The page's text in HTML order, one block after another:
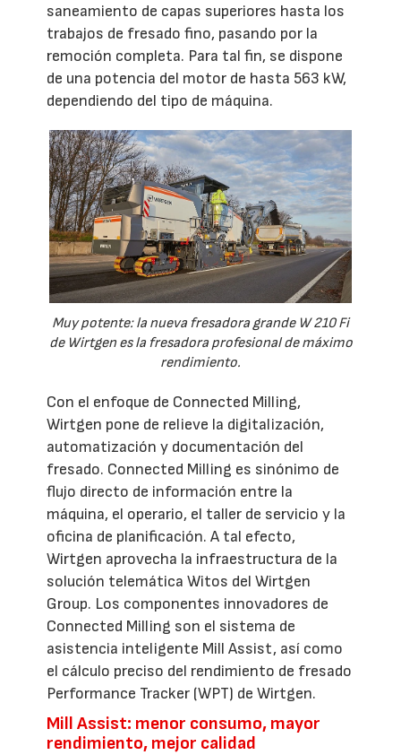
saneamiento de capas superiores hasta los
trabajos de fresado fino, pasando por la
remoción completa. Para tal fin, se dispone
de una potencia del motor de hasta 563 kW,
dependiendo del tipo de máquina.
Muy potente: la nueva fresadora grande W 210 Fi
de Wirtgen es la fresadora profesional de máximo
rendimiento.
Con el enfoque de Connected Milling,
Wirtgen pone de relieve la digitalización,
automatización y documentación del
fresado. Connected Milling es sinónimo de
flujo directo de información entre la
máquina, el operario, el taller de servicio y la
oficina de planificación. A tal efecto,
Wirtgen aprovecha la infraestructura de la
solución telemática Witos del Wirtgen
Group. Los componentes innovadores de
Connected Milling son el sistema de
asistencia inteligente Mill Assist, así como
el cálculo preciso del rendimiento de fresado
Performance Tracker (WPT) de Wirtgen.
Mill Assist: menor consumo, mayor
rendimiento, mejor calidad